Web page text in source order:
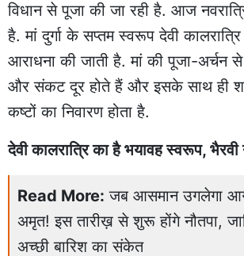
विधान से पूजा की जा रही है. आज
है. मां दुर्गा के सप्तम स्वरूप देवी
आराधना की जाती है. मां की पूजा-अर्चन
और संकट दूर होते हैं और इसके साथ ही
कष्टों का निवारण होता है.
देवी कालरात्रि का है भयावह स्वरूप,
Read More: जब आसमान उगलेगा
अमृत! इस तारीख़ से शुरू होंगे नौतपा,
अच्छी बारिश का संकेत